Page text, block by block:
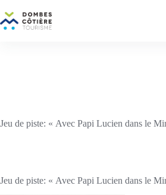
au
contenu
Jeu de piste: « Avec Papi Lucien dans le
Jeu de piste: « Avec Papi Lucien dans le